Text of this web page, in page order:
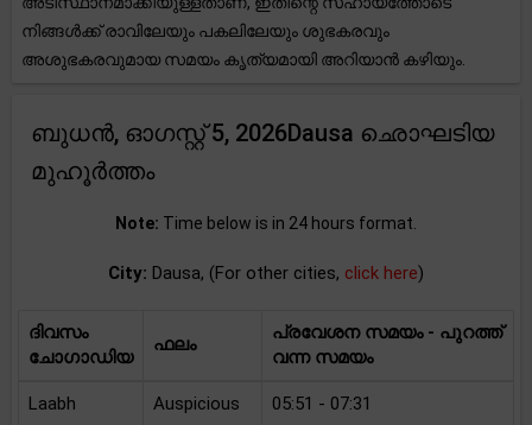
നിങ്ങൾക്ക് രാവിലേയും പകലിലേയും ശുഭകരവും
അശുഭകരവുമായ സമയം കൃത്യമായി അറിയാൻ കഴിയും.
ബുധന്‍, ഓഗസ്റ്റ് 5, 2026Dausa ഛൊഘടിയ
മുഹൂർത്തം
Note: Time below is in 24 hours format.
City: Dausa, (For other cities, click here)
ദിവസം
ചോഗാഡിയ
ഫലം
പ്രവേശന സമയം - പുറത്ത്
വന്ന സമയം
Laabh Auspicious 05:51 - 07:31